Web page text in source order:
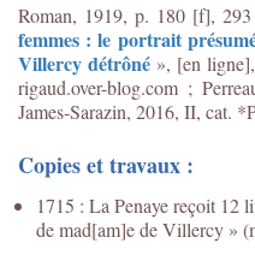
Roman, 1919, p. 180 [f],
femmes : le portrait
Villercy détrôné », [en
rigaud.over-blog.com ;
James-Sarazin, 2016, II, cat.
Copies et travaux :
1715 : La Penaye reçoit 12
de mad[am]e de Villercy »